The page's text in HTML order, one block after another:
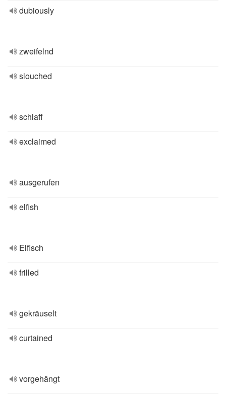
dubiously
zweifelnd
slouched
schlaff
exclaimed
ausgerufen
elfish
Elfisch
frilled
gekräuselt
curtained
vorgehängt